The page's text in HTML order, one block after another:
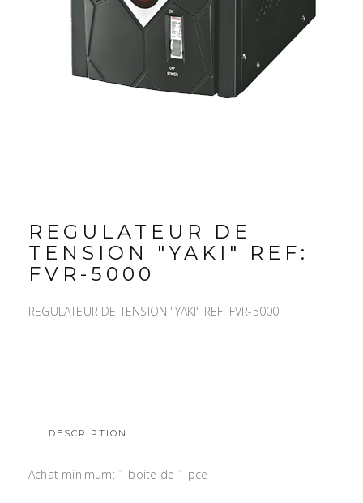
REGULATEUR DE
TENSION "YAKI" REF:
FVR-5000
REGULATEUR DE TENSION "YAKI" REF: FVR-5000
DESCRIPTION
Achat minimum: 1 boite de 1 pce